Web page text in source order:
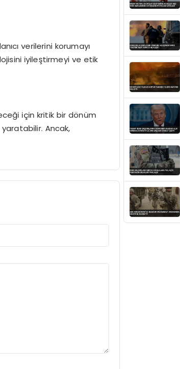
verilerini korumayı
iyileştirmeyi ve etik
için kritik bir dönüm
Ancak,